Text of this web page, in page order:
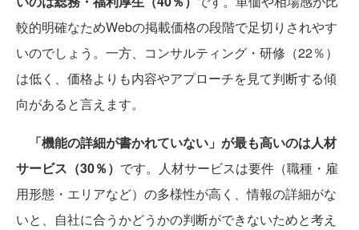
較的明確なためWebの掲載価格の段階で足切りされやす
いのでしょう。一方、コンサルティング・研修（22％）
は低く、価格よりも内容やアプローチを見て判断する傾
向があると言えます。
「機能の詳細が書かれていない」が最も高いのは人材
サービス（30％） です。人材サービスは要件（職種・雇
用形態・エリアなど）の多様性が高く、情報の詳細がな
いと、自社に合うかどうかの判断ができないためと考え